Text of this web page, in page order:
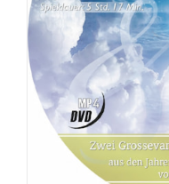
DVD: 3